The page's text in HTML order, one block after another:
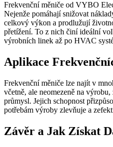
Frekvenční měniče od VYBO
Nejenže pomáhají snižovat
celkový výkon a prodlužují
přetížení. To z nich činí ideální
výrobních linek až po HVAC
Aplikace
Frekvenční měniče lze najít v
včetně, ale neomezeně na
průmysl. Jejich schopnost
potřebám výroby zlevňuje a
Závěr a Jak Získat